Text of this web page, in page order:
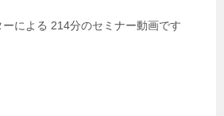
ーによる 214分のセミナー動画です